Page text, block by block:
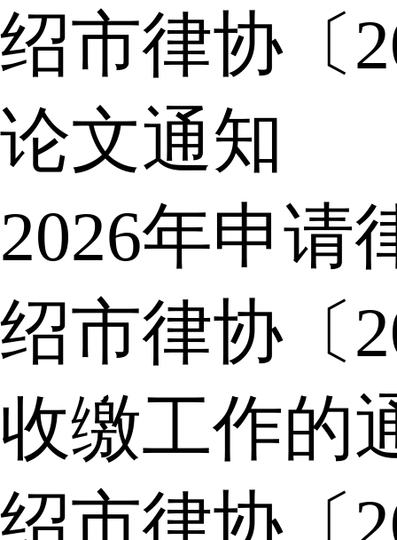
绍市律协〔
论文通知
2026年申请
绍市律协〔
收缴工作的
绍市律协〔